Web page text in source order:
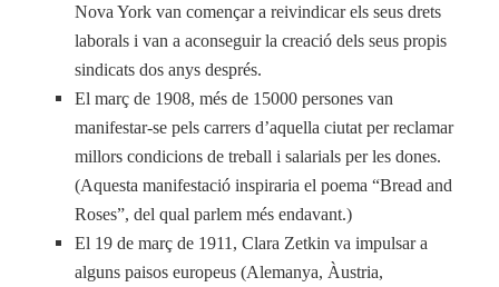
Nova York van començar a reivindicar els seus drets
laborals i van a aconseguir la creació dels seus propis
sindicats dos anys després.
El març de 1908, més de 15000 persones van
manifestar-se pels carrers d’aquella ciutat per reclamar
millors condicions de treball i salarials per les dones.
(Aquesta manifestació inspiraria el poema “Bread and
Roses”, del qual parlem més endavant.)
El 19 de març de 1911, Clara Zetkin va impulsar a
alguns paisos europeus (Alemanya, Àustria,